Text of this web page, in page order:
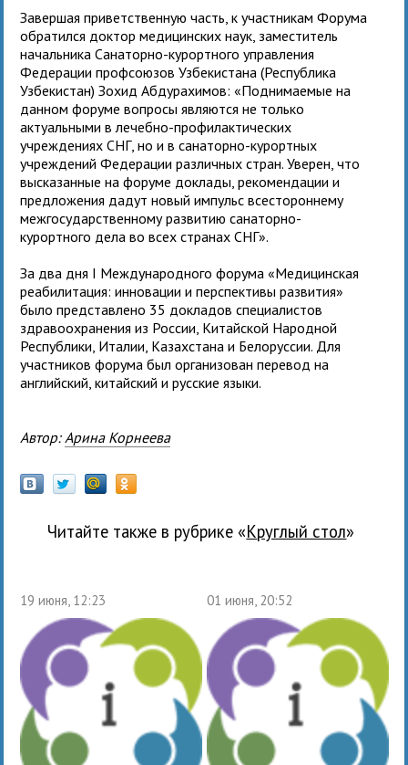
Завершая приветственную часть, к участникам Форума
обратился доктор медицинских наук, заместитель
начальника Санаторно-курортного управления
Федерации профсоюзов Узбекистана (Республика
Узбекистан) Зохид Абдурахимов: «Поднимаемые на
данном форуме вопросы являются не только
актуальными в лечебно-профилактических
учреждениях СНГ, но и в санаторно-курортных
учреждений Федерации различных стран. Уверен, что
высказанные на форуме доклады, рекомендации и
предложения дадут новый импульс всестороннему
межгосударственному развитию санаторно-
курортного дела во всех странах СНГ».
За два дня I Международного форума «Медицинская
реабилитация: инновации и перспективы развития»
было представлено 35 докладов специалистов
здравоохранения из России, Китайской Народной
Республики, Италии, Казахстана и Белоруссии. Для
участников форума был организован перевод на
английский, китайский и русские языки.
Автор: Арина Корнеева
Читайте также в рубрике « Круглый стол»
19 июня, 12:23 01 июня, 20:52